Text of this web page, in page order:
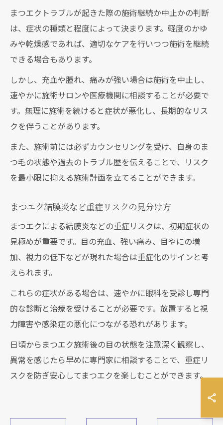
まつエクトラブルが起きた際の施術継続か中止かの判断
は、症状の種類と程度によって決まります。軽度のかゆ
みや乾燥感であれば、適切なケアを行いつつ施術を継続
できる場合もあります。
しかし、充血や腫れ、痛みが強い場合は施術を中止し、
速やかに施術サロンや医療機関に相談することが必要で
す。無理に施術を続けると症状が悪化し、長期的なリス
クを伴うことがあります。
また、施術前には必ずカウンセリングを受け、自身のま
つ毛の状態や過去のトラブル歴を伝えることで、リスク
を最小限に抑える施術計画を立てることができます。
まつエク結膜炎など重症リスクの見分け方
まつエクによる結膜炎などの重症リスクは、初期症状の
見極めが重要です。目の充血、強い痛み、目やにの増
加、視力の低下などが現れた場合は重症化のサインと考
えられます。
これらの症状がある場合は、速やかに眼科を受診し専門
的な診断と治療を受けることが必要です。放置すると視
力障害や感染症の悪化につながる恐れがあります。
日頃からまつエク施術後の目の状態を注意深く観察し、
異常を感じたら早めに専門家に相談することで、重症リ
スクを防ぎ安心してまつエクを楽しむことができます。